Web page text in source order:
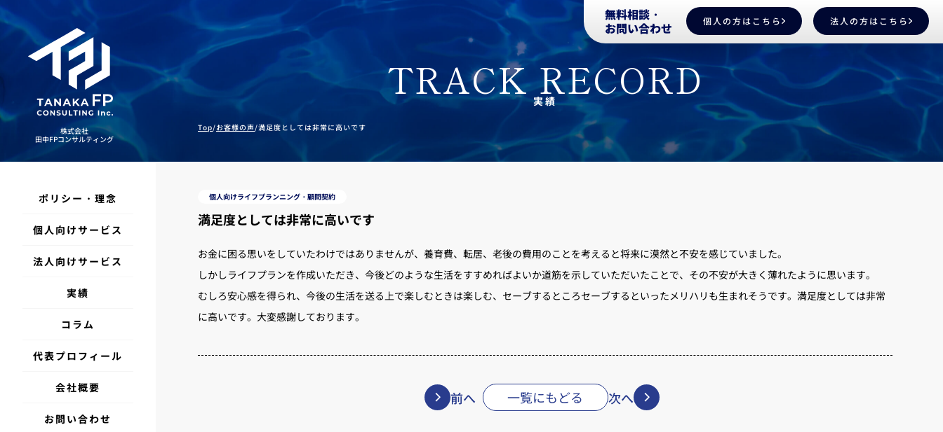
株式会社
田中FPコンサルティング
TRACK RECORD
実績
Top/お客様の声/満足度としては非常に高いです
無料相談・
お問い合わせ
個人の方はこちら 法人の方はこちら
ポリシー・理念
個人向けサービス
法人向けサービス
実績
コラム
代表プロフィール
会社概要
お問い合わせ
個人向けライフプランニング・顧問契約
満足度としては非常に高いです
お金に困る思いをしていたわけではありませんが、養育費、転居、老後の費用のことを考えると将来に漠然と不安を感じていました。
しかしライフプランを作成いただき、今後どのような生活をすすめればよいか道筋を示していただいたことで、その不安が大きく薄れたように思います。
むしろ安心感を得られ、今後の生活を送る上で楽しむときは楽しむ、セーブするところセーブするといったメリハリも生まれそうです。満足度としては非常
に高いです。大変感謝しております。
前へ 一覧にもどる 次へ